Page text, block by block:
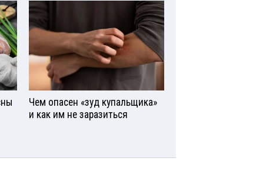
Чем опасен «зуд купальщика»
и как им не заразиться